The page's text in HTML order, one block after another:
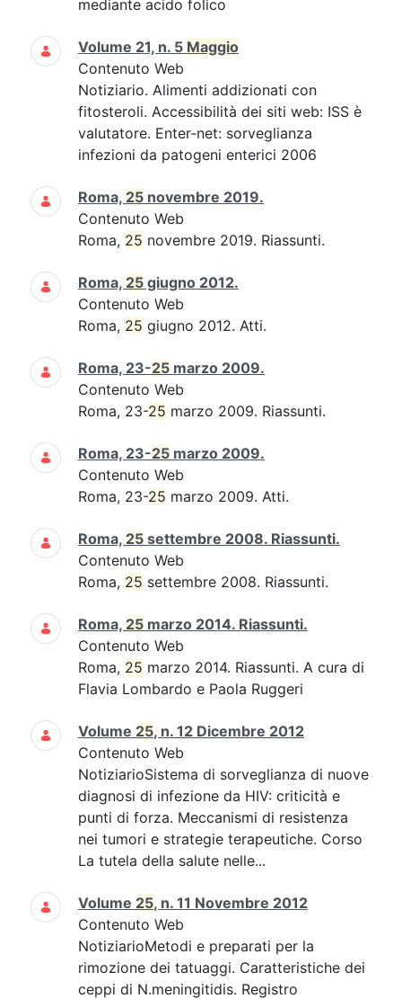
mediante acido folico
Volume 21, n. 5 Maggio
Contenuto Web
Notiziario. Alimenti addizionati con
fitosteroli. Accessibilità dei siti web: ISS è
valutatore. Enter-net: sorveglianza
infezioni da patogeni enterici 2006
Roma, 25 novembre 2019.
Contenuto Web
Roma, 25 novembre 2019. Riassunti.
Roma, 25 giugno 2012.
Contenuto Web
Roma, 25 giugno 2012. Atti.
Roma, 23-25 marzo 2009.
Contenuto Web
Roma, 23-25 marzo 2009. Riassunti.
Roma, 23-25 marzo 2009.
Contenuto Web
Roma, 23-25 marzo 2009. Atti.
Roma, 25 settembre 2008. Riassunti.
Contenuto Web
Roma, 25 settembre 2008. Riassunti.
Roma, 25 marzo 2014. Riassunti.
Contenuto Web
Roma, 25 marzo 2014. Riassunti. A cura di
Flavia Lombardo e Paola Ruggeri
Volume 25, n. 12 Dicembre 2012
Contenuto Web
NotiziarioSistema di sorveglianza di nuove
diagnosi di infezione da HIV: criticità e
punti di forza. Meccanismi di resistenza
nei tumori e strategie terapeutiche. Corso
La tutela della salute nelle...
Volume 25, n. 11 Novembre 2012
Contenuto Web
NotiziarioMetodi e preparati per la
rimozione dei tatuaggi. Caratteristiche dei
ceppi di N.meningitidis. Registro